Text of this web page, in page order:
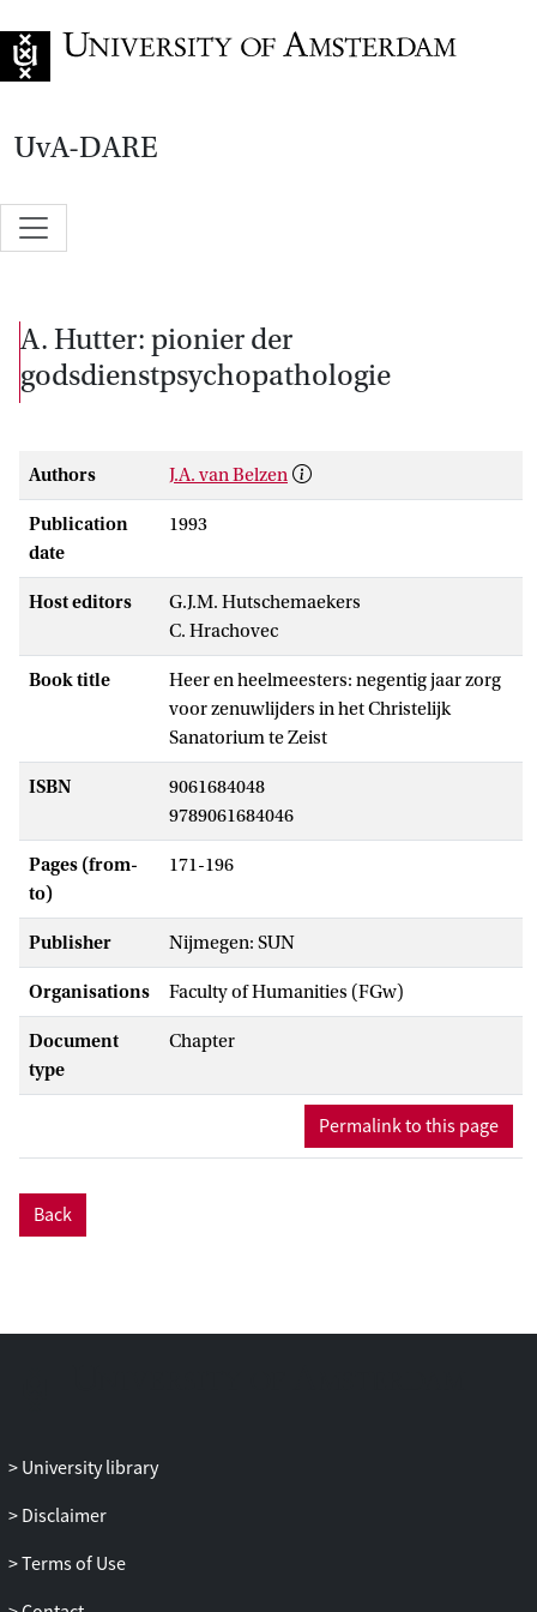
UvA-DARE
A. Hutter: pionier der
godsdienstpsychopathologie
Authors J.A. van Belzen
Publication
date
1993
Host editors
G.J.M. Hutschemaekers
C. Hrachovec
Book title
Heer en heelmeesters: negentig jaar zorg
voor zenuwlijders in het Christelijk
Sanatorium te Zeist
ISBN
9061684048
9789061684046
Pages (from-
to)
171-196
Publisher Nijmegen: SUN
Organisations Faculty of Humanities (FGw)
Document
type
Chapter
Permalink to this page
Back
University library
Disclaimer
Terms of Use